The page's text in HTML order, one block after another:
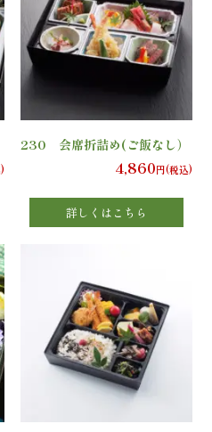
230 会席折詰め(ご飯なし）
4,860円(税込)
詳しくはこちら